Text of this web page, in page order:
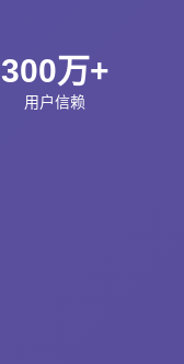
300万+
用户信赖